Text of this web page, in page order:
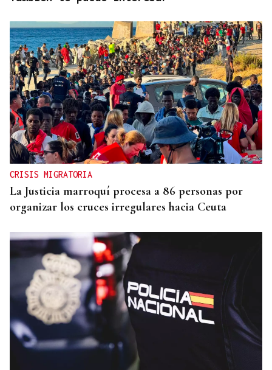
CRISIS MIGRATORIA
La Justicia marroquí procesa a 86 personas por
organizar los cruces irregulares hacia Ceuta